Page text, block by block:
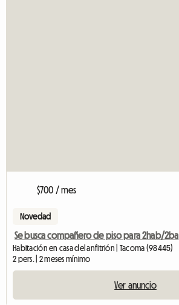
$700 / mes
Novedad
Se busca compañero de piso para 2hab/2ba
Habitación en casa del anfitrión | Tacoma (98445)
2 pers. | 2 meses mínimo
Ver anuncio